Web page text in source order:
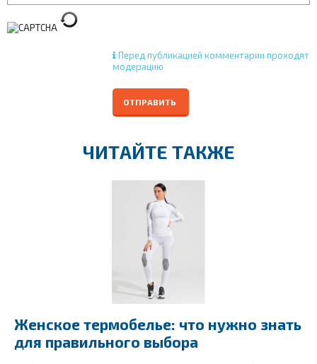
Перед публикацией комментарии проходят
модерацию
ОТПРАВИТЬ
ЧИТАЙТЕ ТАКЖЕ
Женское термобелье: что нужно знать
для правильного выбора